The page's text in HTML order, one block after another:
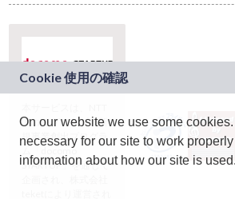
ドコモグループの新
規事業創出プログラ
ム「docomo
STARTUP」を通じて
On our website we use some
necessary for our site to work
information about how our site is used.